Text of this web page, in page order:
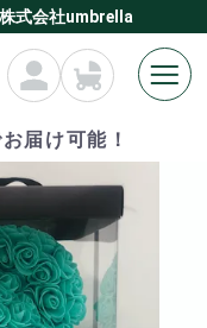
式会社umbrella
届け可能！